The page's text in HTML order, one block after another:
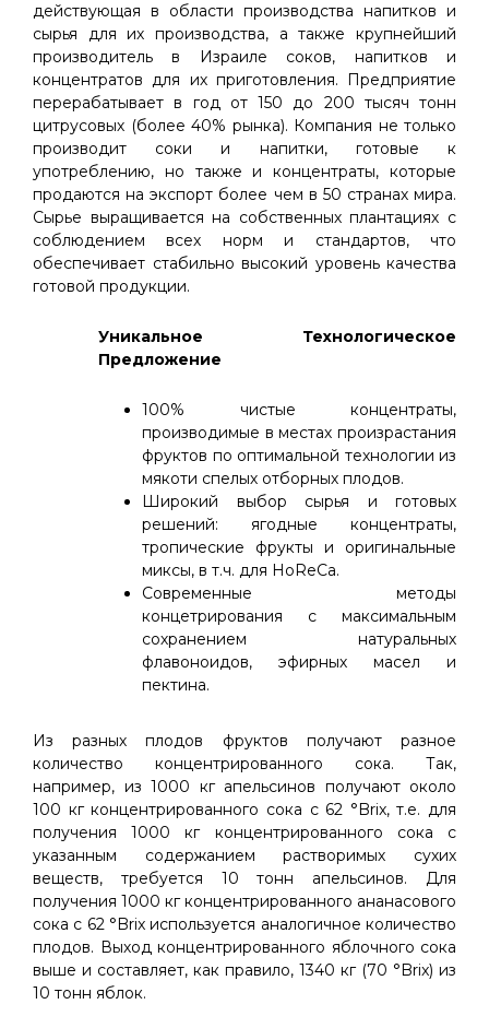
действующая в области производства напитков и
сырья для их производства, а также крупнейший
производитель в Израиле соков, напитков и
концентратов для их приготовления. Предприятие
перерабатывает в год от 150 до 200 тысяч тонн
цитрусовых (более 40% рынка). Компания не только
производит соки и напитки, готовые к
употреблению, но также и концентраты, которые
продаются на экспорт более чем в 50 странах мира.
Сырье выращивается на собственных плантациях с
соблюдением всех норм и стандартов, что
обеспечивает стабильно высокий уровень качества
готовой продукции.
Уникальное Технологическое
Предложение
100% чистые концентраты,
производимые в местах произрастания
фруктов по оптимальной технологии из
мякоти спелых отборных плодов.
Широкий выбор сырья и готовых
решений: ягодные концентраты,
тропические фрукты и оригинальные
миксы, в т.ч. для HoReCa.
Современные методы
концетрирования с максимальным
сохранением натуральных
флавоноидов, эфирных масел и
пектина.
Из разных плодов фруктов получают разное
количество концентрированного сока. Так,
например, из 1000 кг апельсинов получают около
100 кг концентрированного сока с 62 °Brix, т.е. для
получения 1000 кг концентрированного сока с
указанным содержанием растворимых сухих
веществ, требуется 10 тонн апельсинов. Для
получения 1000 кг концентрированного ананасового
сока с 62 °Brix используется аналогичное количество
плодов. Выход концентрированного яблочного сока
выше и составляет, как правило, 1340 кг (70 °Brix) из
10 тонн яблок.